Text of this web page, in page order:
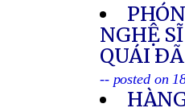
NGHỆ
QUÁI
-- posted on